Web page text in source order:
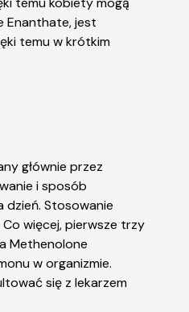
Enanthate, jest
temu w krótkim
głównie przez
i sposób
dzień. Stosowanie
Co więcej, pierwsze trzy
Methenolone
w organizmie.
się z lekarzem